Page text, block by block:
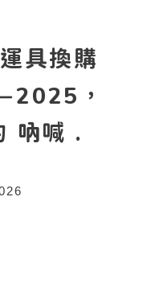
具換購
，
吶喊 .